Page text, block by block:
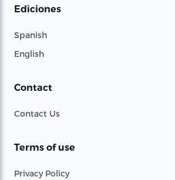
Ediciones
Spanish
English
Contact
Contact Us
Terms of use
Privacy Policy